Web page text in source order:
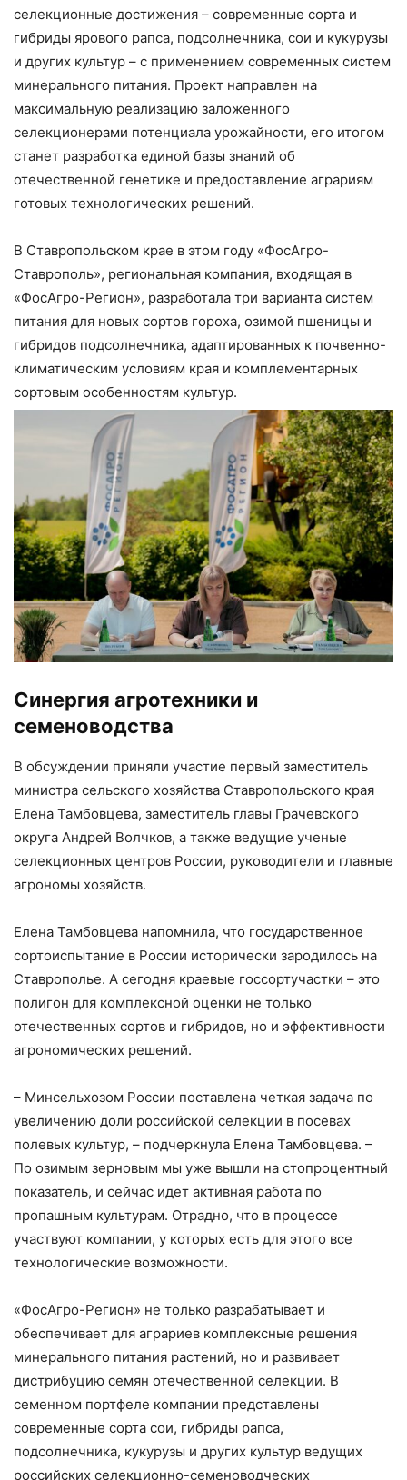
селекционные достижения – современные сорта и
гибриды ярового рапса, подсолнечника, сои и кукурузы
и других культур – с применением современных систем
минерального питания. Проект направлен на
максимальную реализацию заложенного
селекционерами потенциала урожайности, его итогом
станет разработка единой базы знаний об
отечественной генетике и предоставление аграриям
готовых технологических решений.
В Ставропольском крае в этом году «ФосАгро-
Ставрополь», региональная компания, входящая в
«ФосАгро-Регион», разработала три варианта систем
питания для новых сортов гороха, озимой пшеницы и
гибридов подсолнечника, адаптированных к почвенно-
климатическим условиям края и комплементарных
сортовым особенностям культур.
Синергия агротехники и
семеноводства
В обсуждении приняли участие первый заместитель
министра сельского хозяйства Ставропольского края
Елена Тамбовцева, заместитель главы Грачевского
округа Андрей Волчков, а также ведущие ученые
селекционных центров России, руководители и главные
агрономы хозяйств.
Елена Тамбовцева напомнила, что государственное
сортоиспытание в России исторически зародилось на
Ставрополье. А сегодня краевые госсортучастки – это
полигон для комплексной оценки не только
отечественных сортов и гибридов, но и эффективности
агрономических решений.
– Минсельхозом России поставлена четкая задача по
увеличению доли российской селекции в посевах
полевых культур, – подчеркнула Елена Тамбовцева. –
По озимым зерновым мы уже вышли на стопроцентный
показатель, и сейчас идет активная работа по
пропашным культурам. Отрадно, что в процессе
участвуют компании, у которых есть для этого все
технологические возможности.
«ФосАгро-Регион» не только разрабатывает и
обеспечивает для аграриев комплексные решения
минерального питания растений, но и развивает
дистрибуцию семян отечественной селекции. В
семенном портфеле компании представлены
современные сорта сои, гибриды рапса,
подсолнечника, кукурузы и других культур ведущих
российских селекционно-семеноводческих